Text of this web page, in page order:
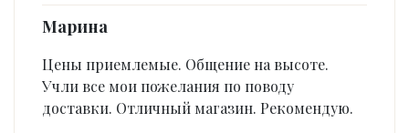
Марина
Цены приемлемые. Общение на высоте.
Учли все мои пожелания по поводу
доставки. Отличный магазин. Рекомендую.